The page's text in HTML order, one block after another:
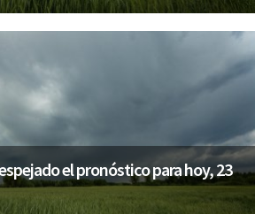
el pronóstico para hoy, 23